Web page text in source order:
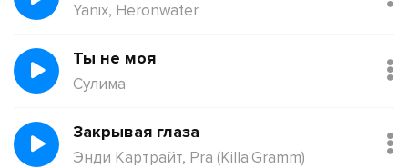
Yanix, Heronwater
Ты не моя
Сулима
Закрывая глаза
Энди Картрайт, Pra (Killa'Gramm)